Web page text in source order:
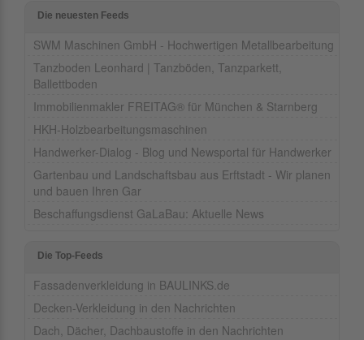
Die neuesten Feeds
SWM Maschinen GmbH - Hochwertigen Metallbearbeitung
Tanzboden Leonhard | Tanzböden, Tanzparkett,
Ballettboden
Immobilienmakler FREITAG® für München & Starnberg
HKH-Holzbearbeitungsmaschinen
Handwerker-Dialog - Blog und Newsportal für Handwerker
Gartenbau und Landschaftsbau aus Erftstadt - Wir planen
und bauen Ihren Gar
Beschaffungsdienst GaLaBau: Aktuelle News
Die Top-Feeds
Fassadenverkleidung in BAULINKS.de
Decken-Verkleidung in den Nachrichten
Dach, Dächer, Dachbaustoffe in den Nachrichten